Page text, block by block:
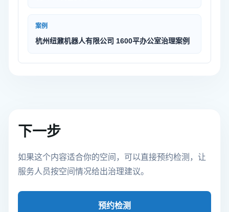
案例
杭州纽鼐机器人有限公司 1600平办公室治理案例
下一步
如果这个内容适合你的空间，可以直接预约检测，让
服务人员按空间情况给出治理建议。
预约检测